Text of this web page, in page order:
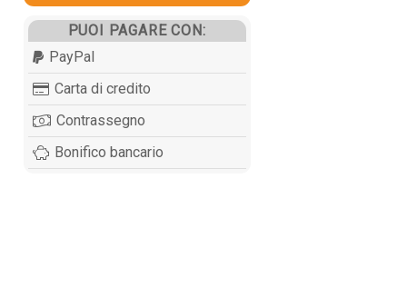
PUOI PAGARE CON:
PayPal
Carta di credito
Contrassegno
Bonifico bancario